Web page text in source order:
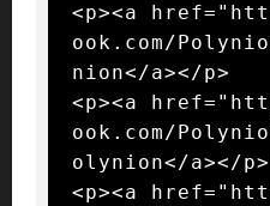
<p><a
ook.com/
nion</a></p>
<p><a
ook.com/
olynion</a></p>
<p><a